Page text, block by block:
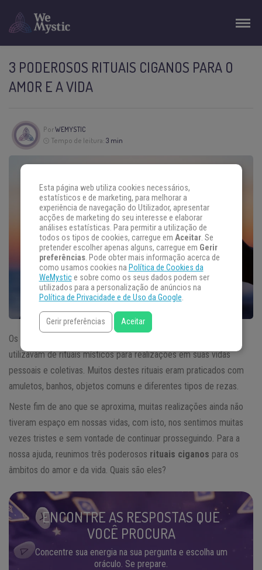
3 PODEROSOS RITUAIS CIGANOS PARA O
AMOR E A VIDA
PorWEMYSTIC
Tempo de leitura: 3 min
Os
utilizavam de rituais místicos para realizações em suas vidas
pessoais e coletivas. Muitos destes rituais eram praticados com
amuletos, banhos, objetos comuns e diferentes tipos de rezas.
Neste fim de ano que se aproxima, muitas realizações ainda não
tiveram espaço em nossas vidas, com isto, nos sentimos muitas
vezes tristes e sem vontade de continuar prosseguindo. Para a
nossa ajuda, reunimos três poderosos rituais ciganos para os
âmbitos do amor e da vida. Quais são eles?
ENCONTRE AS RESPOSTAS QUE
VOCÊ PROCURA
Concentre sua energia na sua pergunta e escolha um
oráculo. Se prepare.
Esta página web utiliza cookies necessários,
estatísticos e de marketing, para melhorar a
experiência de navegação do Utilizador, apresentar
acções de marketing do seu interesse e elaborar
análises estatísticas. Para permitir a utilização de
todos os tipos de cookies, carregue em Aceitar. Se
pretender escolher apenas alguns, carregue em Gerir
preferências. Pode obter mais informação acerca de
como usamos cookies na Política de Cookies da
WeMystice sobre como os seus dados podem ser
utilizados para a personalização de anúncios na
Política de Privacidade e de Uso da Google.
Gerir preferências Aceitar